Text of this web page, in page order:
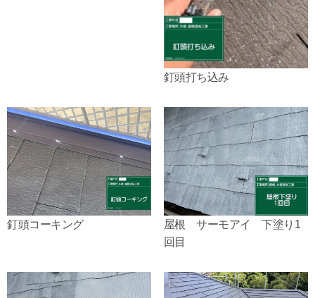
釘頭打ち込み
釘頭コーキング
屋根 サーモアイ 下塗り1
回目